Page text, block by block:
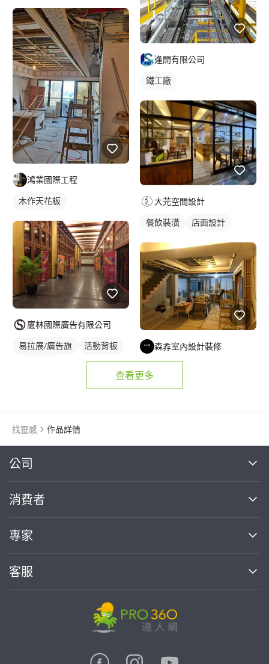
鴻業國際工程
木作天花板
廈林國際廣告有限公司
易拉展/廣告旗
活動背板
逢開有限公司
鐵工廠
大芫空間設計
餐飲裝潢 店面設計
森孨室內設計裝修
查看更多
找靈感 作品詳情
公司
關於我們
部落格
加入我們
消費者
買服務
熱門服務
專家
案件中心
客服
繼續完成